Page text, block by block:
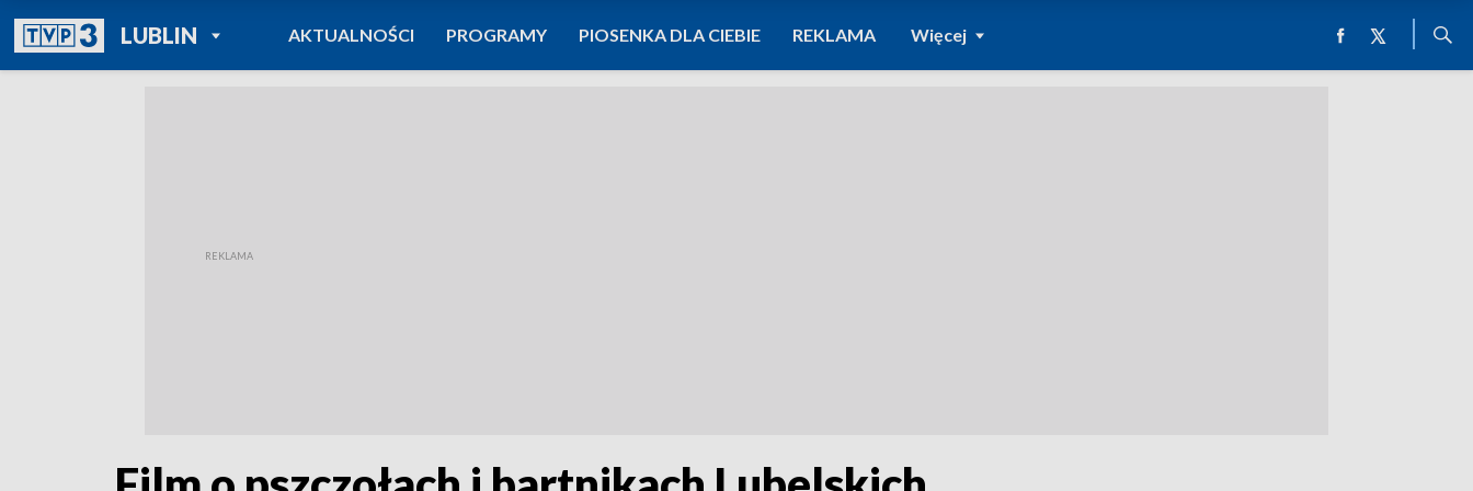
LUBLINPOWRÓT DO
TVP REGIONY
AKTUALNOŚCI PROGRAMY PIOSENKA DLA CIEBIE REKLAMA Więcej